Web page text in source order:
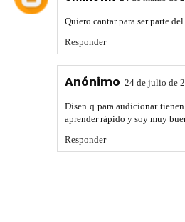
Quiero cantar para ser parte
Responder
Anónimo 24 de julio de
Disen q para audicionar
aprender rápido y soy muy
Responder